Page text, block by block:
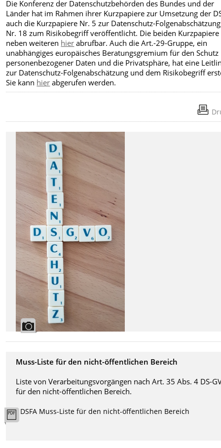
Die Konferenz der Datenschutzbehörden des Bundes und der
Länder hat im Rahmen ihrer Kurzpapiere zur Umsetzung der
auch die Kurzpapiere Nr. 5 zur Datenschutz-
Nr. 18 zum Risikobegriff veröffentlicht. Die beiden
neben weiteren hier abrufbar. Auch die Art.-29-Gruppe, ein
unabhängiges europäisches Beratungsgremium für den Schutz
personenbezogener Daten und die Privatsphäre, hat eine
zur Datenschutz-Folgenabschätzung und dem Risikobegriff
Sie kann hier abgerufen werden.
Muss-Liste für den nicht-öffentlichen Bereich
Liste von Verarbeitungsvorgängen nach Art. 35 Abs. 4 DS-
für den nicht-öffentlichen Bereich.
DSFA Muss-Liste für den nicht-öffentlichen Bereich